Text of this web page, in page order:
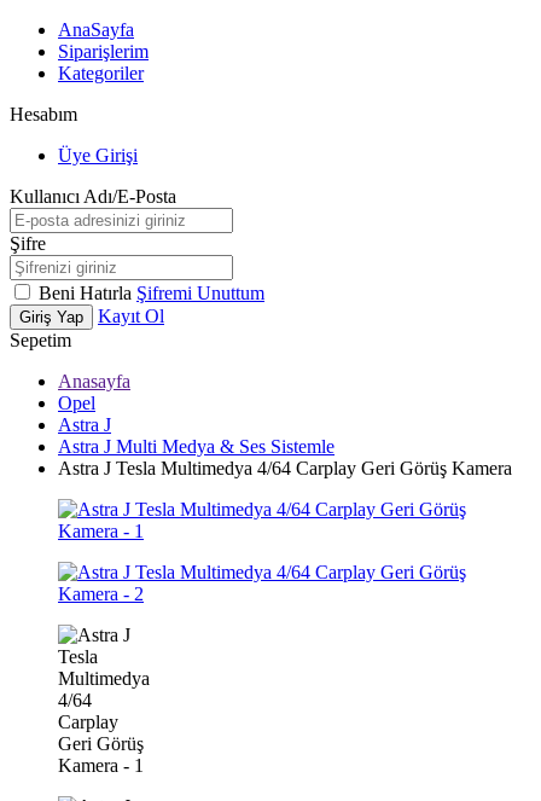
AnaSayfa
Siparişlerim
Kategoriler
Hesabım
Üye Girişi
Kullanıcı Adı/E-Posta
Şifre
Beni Hatırla Şifremi Unuttum
Giriş Yap
Kayıt Ol
Sepetim
Anasayfa
Opel
Astra J
Astra J Multi Medya & Ses Sistemle
Astra J Tesla Multimedya 4/64 Carplay Geri Görüş Kamera